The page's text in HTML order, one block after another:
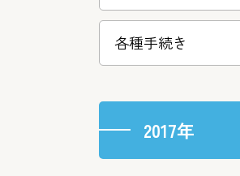
2017年
各種手続き